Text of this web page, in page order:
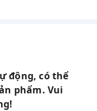
động, có thể
phẩm. Vui